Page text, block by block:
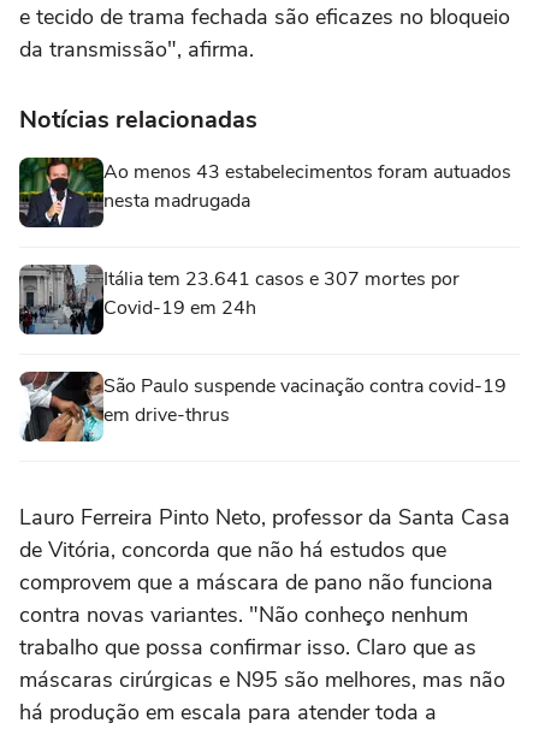
e tecido de trama fechada são eficazes no bloqueio
da transmissão", afirma.
Notícias relacionadas
Ao menos 43 estabelecimentos foram autuados
nesta madrugada
Itália tem 23.641 casos e 307 mortes por
Covid-19 em 24h
São Paulo suspende vacinação contra covid-19
em drive-thrus
Lauro Ferreira Pinto Neto, professor da Santa Casa
de Vitória, concorda que não há estudos que
comprovem que a máscara de pano não funciona
contra novas variantes. "Não conheço nenhum
trabalho que possa confirmar isso. Claro que as
máscaras cirúrgicas e N95 são melhores, mas não
há produção em escala para atender toda a